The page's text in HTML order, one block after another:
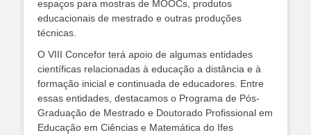
espaços para mostras de MOOCs, produtos
educacionais de mestrado e outras produções
técnicas.
O VIII Concefor terá apoio de algumas entidades
científicas relacionadas à educação a distância e à
formação inicial e continuada de educadores. Entre
essas entidades, destacamos o Programa de Pós-
Graduação de Mestrado e Doutorado Profissional em
Educação em Ciências e Matemática do Ifes